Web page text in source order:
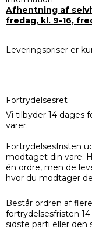
Afhentning af
fredag, kl. 9-16,
Leveringspriser er
Fortrydelsesret
Vi tilbyder 14 dages
varer.
Fortrydelsesfristen
modtaget din vare.
én ordre, men de
hvor du modtager
Består ordren af
fortrydelsesfristen
sidste parti eller den